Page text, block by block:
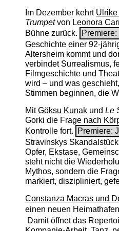
Im Dezember kehrt Ulrike
Trumpetvon Leonora
Bühne zurück.
Geschichte einer 92-
Altersheim kommt und
verbindet Surrealismus,
Filmgeschichte und
wird – und was
Stimmen beginnen, die
MitGöksu Kunakund Le
Gorki die Frage nach
Kontrolle fort.
Premiere:
Stravinskys
Opfer, Ekstase,
steht nicht die
Mythos, sondern die
markiert, diszipliniert,
Constanza Macras und
einen neuen
Damit öffnet das